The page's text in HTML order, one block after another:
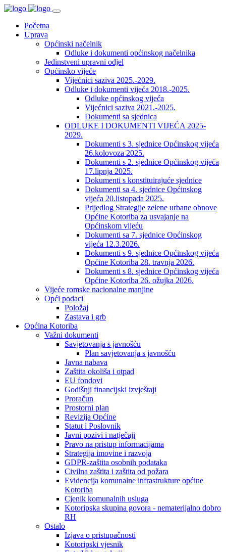
Početna
Uprava
Općinski načelnik
Odluke i dokumenti općinskog načelnika
Jedinstveni upravni odjel
Općinsko vijeće
Vijećnici saziva 2025.-2029.
Odluke i dokumenti vijeća 2018.-2025.
Odluke općinskog vijeća
Vijećnici saziva 2021.-2025.
Dokumenti sa sjednica
ODLUKE I DOKUMENTI VIJEĆA 2025-
2029.
Dokumenti s 3. sjednice Općinskog vijeća
26.kolovoza 2025.
Dokumenti s 2. sjednice Općinskog vijeća
17.lipnja 2025.
Dokumenti s konstituirajuće sjednice
Dokumenti sa 4. sjednice Općinskog
vijeća 20.listopada 2025.
Prijedlog Strategije zelene urbane obnove
Općine Kotoriba za usvajanje na
Općinskom vijeću
Dokumenti sa 7. sjednice Općinskog
vijeća 12.3.2026.
Dokumenti s 9. sjednice Općinskog vijeća
Općine Kotoriba 28. travnja 2026.
Dokumenti s 8. sjednice Općinskog vijeća
Općine Kotoriba 26. ožujka 2026.
Vijeće romske nacionalne manjine
Opći podaci
Položaj
Zastava i grb
Općina Kotoriba
Važni dokumenti
Savjetovanja s javnošću
Plan savjetovanja s javnošću
Javna nabava
Zaštita okoliša i otpad
EU fondovi
Godišnji financijski izvještaji
Proračun
Prostorni plan
Revizija Općine
Statut i Poslovnik
Javni pozivi i natječaji
Pravo na pristup informacijama
Strategija imovine i razvoja
GDPR-zaštita osobnih podataka
Civilna zaštita i zaštita od požara
Evidencija komunalne infrastrukture općine
Kotoriba
Cjenik komunalnih usluga
Kotoripska skupina govora - nematerijalno dobro
RH
Ostalo
Izjava o pristupačnosti
Kotoripski vjesnik